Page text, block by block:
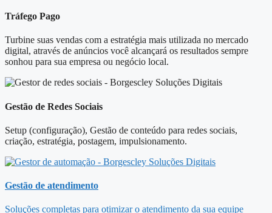
Tráfego Pago
Turbine suas vendas com a estratégia mais utilizada no mercado
digital, através de anúncios você alcançará os resultados sempre
sonhou para sua empresa ou negócio local.
Gestão de Redes Sociais
Setup (configuração), Gestão de conteúdo para redes sociais,
criação, estratégia, postagem, impulsionamento.
Gestão de atendimento
Soluções completas para otimizar o atendimento da sua equipe